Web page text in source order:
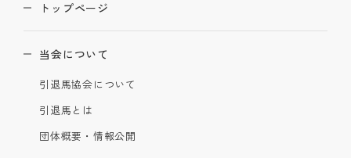
トップページ
当会について
引退馬協会について
引退馬とは
団体概要・情報公開